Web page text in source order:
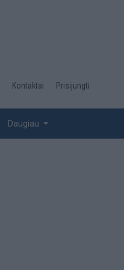
Kontaktai Prisijungti
Daugiau